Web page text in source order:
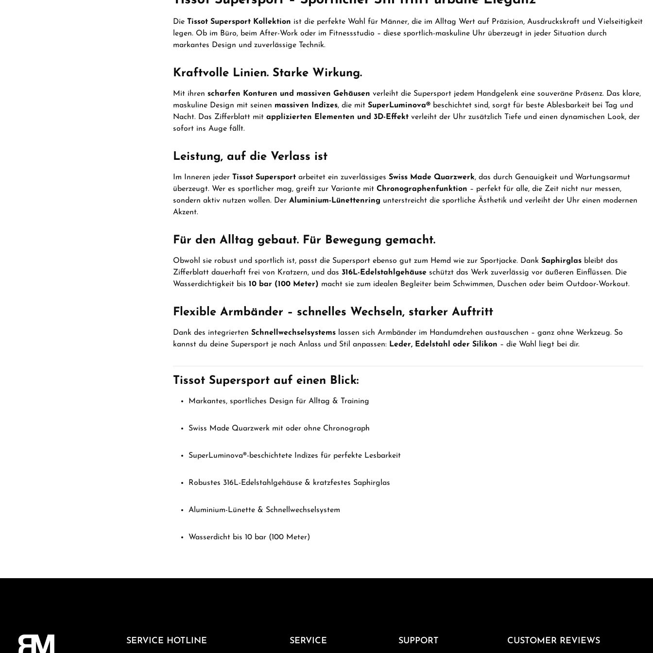
Die Tissot Supersport Kollektion ist die perfekte Wahl für Männer, die im Alltag Wert auf Präzision, Ausdruckskraft und Vielseitigkeit
legen. Ob im Büro, beim After-Work oder im Fitnessstudio – diese sportlich-maskuline Uhr überzeugt in jeder Situation durch
markantes Design und zuverlässige Technik.
Kraftvolle Linien. Starke Wirkung.
Mit ihren scharfen Konturen und massiven Gehäusen verleiht die Supersport jedem Handgelenk eine souveräne Präsenz. Das klare,
maskuline Design mit seinen massiven Indizes, die mit SuperLuminova® beschichtet sind, sorgt für beste Ablesbarkeit bei Tag und
Nacht. Das Zifferblatt mit applizierten Elementen und 3D-Effekt verleiht der Uhr zusätzlich Tiefe und einen dynamischen Look, der
sofort ins Auge fällt.
Leistung, auf die Verlass ist
Im Inneren jeder Tissot Supersport arbeitet ein zuverlässiges Swiss Made Quarzwerk, das durch Genauigkeit und Wartungsarmut
überzeugt. Wer es sportlicher mag, greift zur Variante mit Chronographenfunktion – perfekt für alle, die Zeit nicht nur messen,
sondern aktiv nutzen wollen. Der Aluminium-Lünettenring unterstreicht die sportliche Ästhetik und verleiht der Uhr einen modernen
Akzent.
Für den Alltag gebaut. Für Bewegung gemacht.
Obwohl sie robust und sportlich ist, passt die Supersport ebenso gut zum Hemd wie zur Sportjacke. Dank Saphirglas bleibt das
Zifferblatt dauerhaft frei von Kratzern, und das 316L-Edelstahlgehäuse schützt das Werk zuverlässig vor äußeren Einflüssen. Die
Wasserdichtigkeit bis 10 bar (100 Meter) macht sie zum idealen Begleiter beim Schwimmen, Duschen oder beim Outdoor-Workout.
Flexible Armbänder – schnelles Wechseln, starker Auftritt
Dank des integrierten Schnellwechselsystems lassen sich Armbänder im Handumdrehen austauschen – ganz ohne Werkzeug. So
kannst du deine Supersport je nach Anlass und Stil anpassen: Leder, Edelstahl oder Silikon – die Wahl liegt bei dir.
Tissot Supersport auf einen Blick:
Markantes, sportliches Design für Alltag & Training
Swiss Made Quarzwerk mit oder ohne Chronograph
SuperLuminova®-beschichtete Indizes für perfekte Lesbarkeit
Robustes 316L-Edelstahlgehäuse & kratzfestes Saphirglas
Aluminium-Lünette & Schnellwechselsystem
Wasserdicht bis 10 bar (100 Meter)
SERVICE HOTLINE SERVICE SUPPORT CUSTOMER REVIEWS